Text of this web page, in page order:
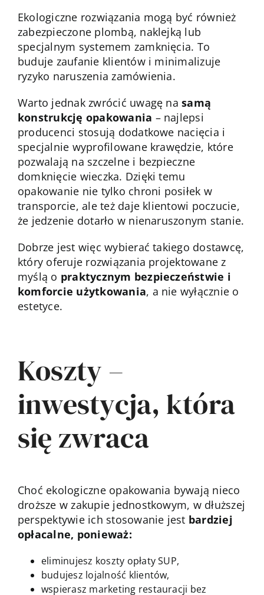
Ekologiczne rozwiązania mogą być również
zabezpieczone plombą, naklejką lub
specjalnym systemem zamknięcia. To
buduje zaufanie klientów i minimalizuje
ryzyko naruszenia zamówienia.
Warto jednak zwrócić uwagę nasamą
konstrukcję opakowania – najlepsi
producenci stosują dodatkowe nacięcia i
specjalnie wyprofilowane krawędzie, które
pozwalają na szczelne i bezpieczne
domknięcie wieczka. Dzięki temu
opakowanie nie tylko chroni posiłek w
transporcie, ale też daje klientowi poczucie,
że jedzenie dotarło w nienaruszonym stanie.
Dobrze jest więc wybierać takiego dostawcę,
który oferuje rozwiązania projektowane z
myślą o praktycznym bezpieczeństwie i
komforcie użytkowania, a nie wyłącznie o
estetyce.
Koszty –
inwestycja, która
się zwraca
Choć ekologiczne opakowania bywają nieco
droższe w zakupie jednostkowym, w dłuższej
perspektywie ich stosowanie jest bardziej
opłacalne, ponieważ:
eliminujesz koszty opłaty SUP,
budujesz lojalność klientów,
wspierasz marketing restauracji bez